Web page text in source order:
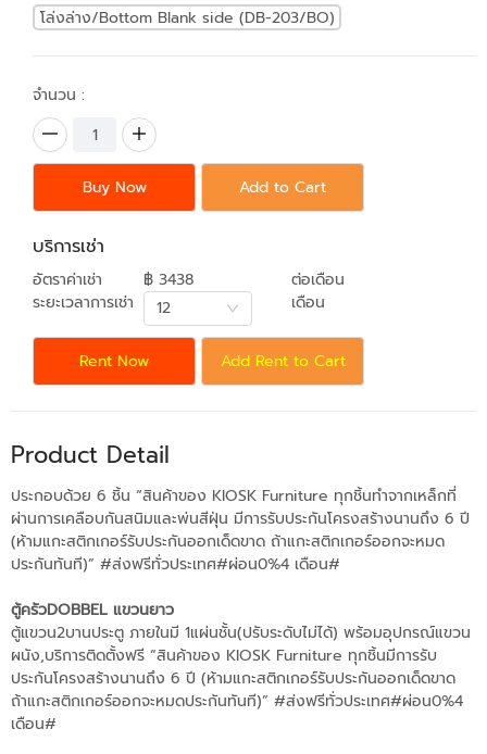
โล่งล่าง/Bottom Blank side (DB-203/BO)
จำนวน :
Buy Now Add to Cart
บริการเช่า
อัตราค่าเช่า ฿ 3438
ต่อเดือน
ระยะเวลาการเช่า
12 เดือน
Rent Now Add Rent to Cart
Product Detail
ประกอบด้วย 6 ชิ้น “สินค้าของ KIOSK Furniture ทุกชิ้นทำจากเหล็กที่
ผ่านการเคลือบกันสนิมและพ่นสีฝุ่น มีการรับประกันโครงสร้างนานถึง 6 ปี
(ห้ามแกะสติกเกอร์รับประกันออกเด็ดขาด ถ้าแกะสติกเกอร์ออกจะหมด
ประกันทันที)” #ส่งฟรีทั่วประเทศ#ผ่อน0%4 เดือน#
ตู้ครัวDOBBEL แขวนยาว
ตู้แขวน2บานประตู ภายในมี 1แผ่นชั้น(ปรับระดับไม่ได้) พร้อมอุปกรณ์แขวน
ผนัง,บริการติดตั้งฟรี “สินค้าของ KIOSK Furniture ทุกชิ้นมีการรับ
ประกันโครงสร้างนานถึง 6 ปี (ห้ามแกะสติกเกอร์รับประกันออกเด็ดขาด
ถ้าแกะสติกเกอร์ออกจะหมดประกันทันที)” #ส่งฟรีทั่วประเทศ#ผ่อน0%4
เดือน#